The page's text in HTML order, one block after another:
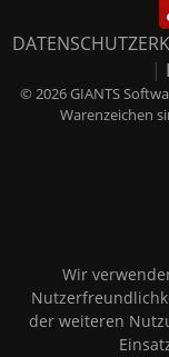
|
© 2026 GIANTS
Warenzeichen
Wir
der weiteren